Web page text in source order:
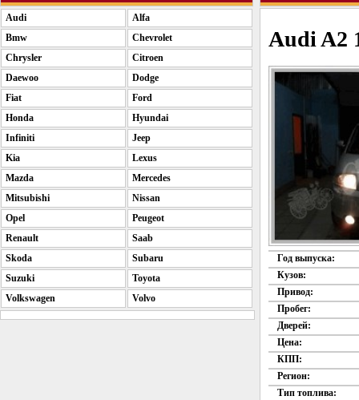
Audi A2
Год выпуска:
Кузов:
Привод:
Пробег:
Дверей:
Цена:
КПП:
Регион:
Тип топлива:
Audi
Alfa
Bmw
Chevrolet
Chrysler
Citroen
Daewoo
Dodge
Fiat
Ford
Honda
Hyundai
Infiniti
Jeep
Kia
Lexus
Mazda
Mercedes
Mitsubishi
Nissan
Opel
Peugeot
Renault
Saab
Skoda
Subaru
Suzuki
Toyota
Volkswagen
Volvo